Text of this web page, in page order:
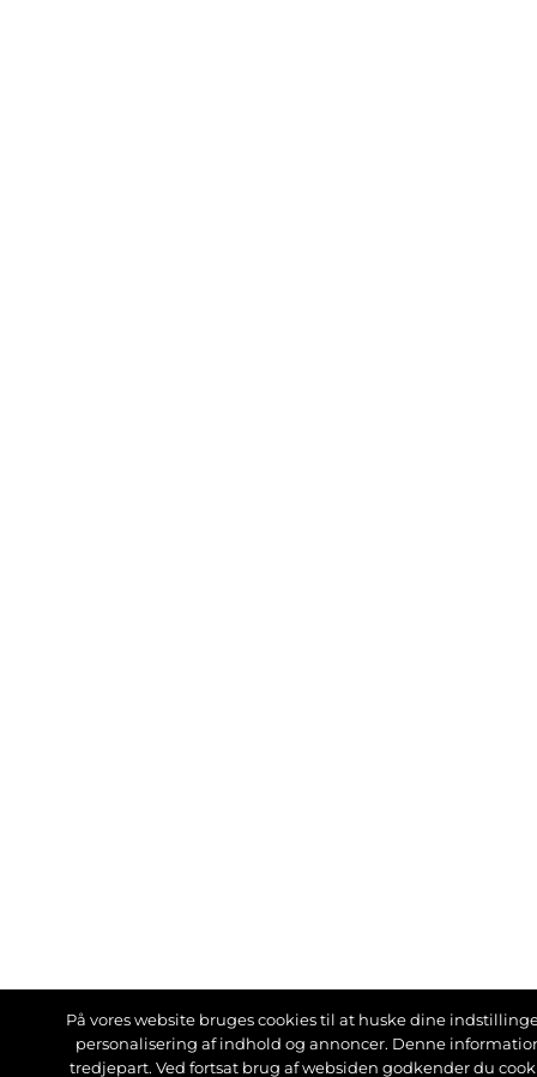
På vores website bruges cookies til at huske dine
personalisering af indhold og annoncer. Denne
tredjepart. Ved fortsat brug af websiden godkender du